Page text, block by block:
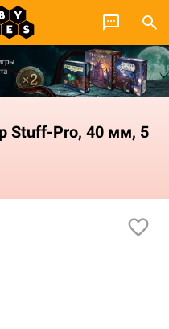
Stuff-Pro, 40 мм, 5